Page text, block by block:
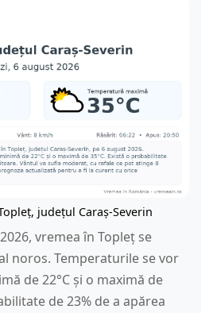
județul Caraș-Severin
vremea în Topleț se
noros. Temperaturile se vor
de 22°C și o maximă de
de 23% de a apărea